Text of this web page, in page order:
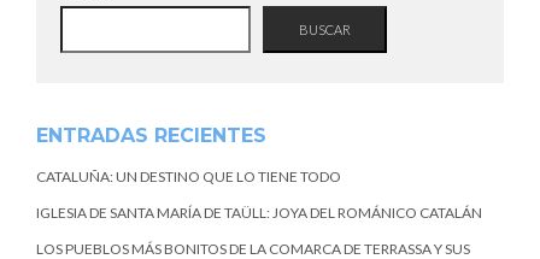
BUSCAR
ENTRADAS RECIENTES
CATALUÑA: UN DESTINO QUE LO TIENE TODO
IGLESIA DE SANTA MARÍA DE TAÜLL: JOYA DEL ROMÁNICO CATALÁN
LOS PUEBLOS MÁS BONITOS DE LA COMARCA DE TERRASSA Y SUS